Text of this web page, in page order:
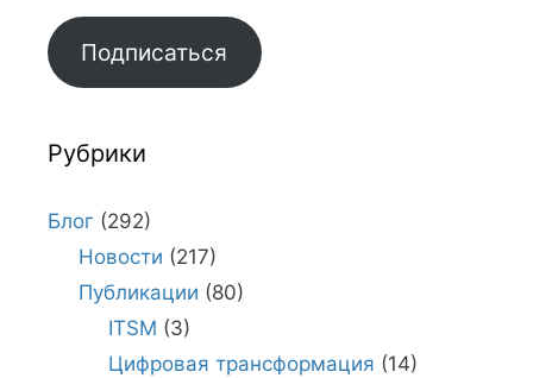
Подписаться
Рубрики
Блог (292)
Новости (217)
Публикации (80)
ITSM (3)
Цифровая трансформация (14)